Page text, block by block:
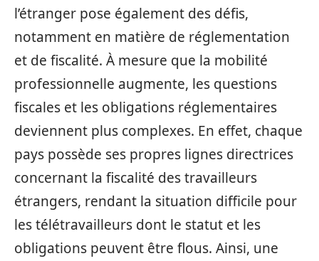
l’étranger pose également des défis,
notamment en matière de réglementation
et de fiscalité. À mesure que la mobilité
professionnelle augmente, les questions
fiscales et les obligations réglementaires
deviennent plus complexes. En effet, chaque
pays possède ses propres lignes directrices
concernant la fiscalité des travailleurs
étrangers, rendant la situation difficile pour
les télétravailleurs dont le statut et les
obligations peuvent être flous. Ainsi, une